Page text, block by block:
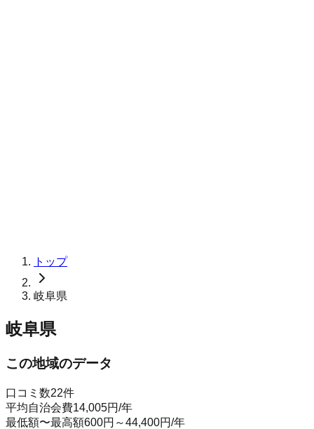
トップ
岐阜県
岐阜県
この地域のデータ
口コミ数22件
平均自治会費14,005円/年
最低額〜最高額600円～44,400円/年